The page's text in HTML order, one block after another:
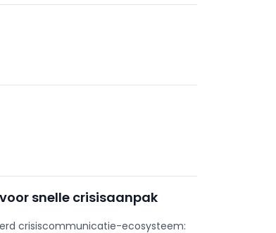
snelle crisisaanpak
crisiscommunicatie-ecosysteem: